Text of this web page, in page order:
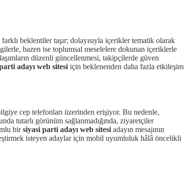
beklentiler taşır; dolayısıyla içerikler tematik olarak
bazen ise toplumsal meselelere dokunan içeriklerle
düzenli güncellenmesi, takipçilerde güven
adayı web sitesi için beklenenden daha fazla etkileşim
cep telefonları üzerinden erişiyor. Bu nedenle,
tutarlı görünüm sağlanmadığında, ziyaretçiler
birsiyasi parti adayı web sitesi adayın mesajının
isteyen adaylar için mobil uyumluluk hâlâ öncelikli